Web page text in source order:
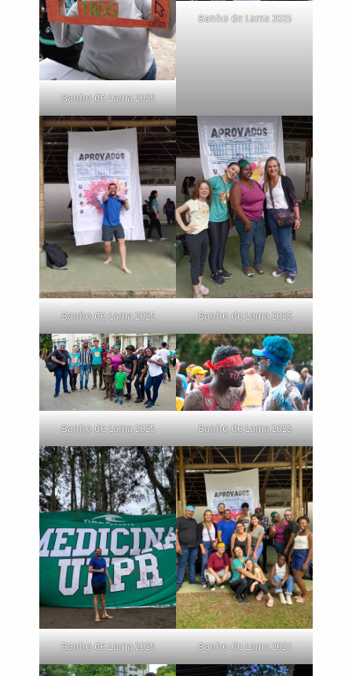
Banho de Lama 2025
Banho de Lama 2025
Banho de Lama 2025 Banho de Lama 2025
Banho de Lama 2025 Banho de Lama 2025
Banho de Lama 2025 Banho de Lama 2025